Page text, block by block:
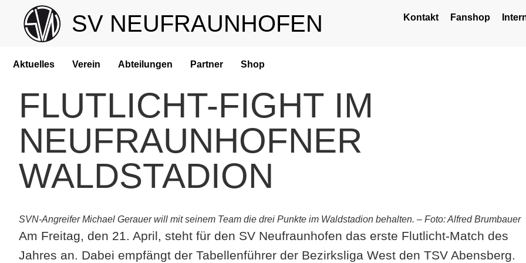
SV NEUFRAUNHOFEN Kontakt Fanshop
Aktuelles Verein Abteilungen Partner Shop
FLUTLICHT-FIGHT IM
NEUFRAUNHOFNER
WALDSTADION
SVN-Angreifer Michael Gerauer will mit seinem Team die drei Punkte im Waldstadion behalten. – Foto: Alfred Brumbauer
Am Freitag, den 21. April, steht für den SV Neufraunhofen das erste Flutlicht-Match des
Jahres an. Dabei empfängt der Tabellenführer der Bezirksliga West den TSV Abensberg.